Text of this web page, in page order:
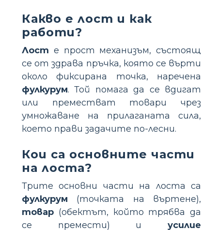
Какво е лост и как
работи?
Лост е прост механизъм, състоящ
се от здрава пръчка, която се върти
около фиксирана точка, наречена
фулкурум. Той помага да се вдигат
или преместват товари чрез
умножаване на прилаганата сила,
което прави задачите по-лесни.
Кои са основните части
на лоста?
Трите основни части на лоста са
фулкурум (точката на въртене),
товар (обектът, който трябва да
се премести) и усилие